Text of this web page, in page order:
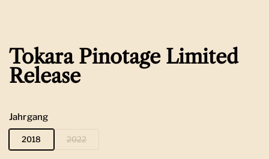
Tokara Pinotage Limited
Release
Jahrgang
2018 2022